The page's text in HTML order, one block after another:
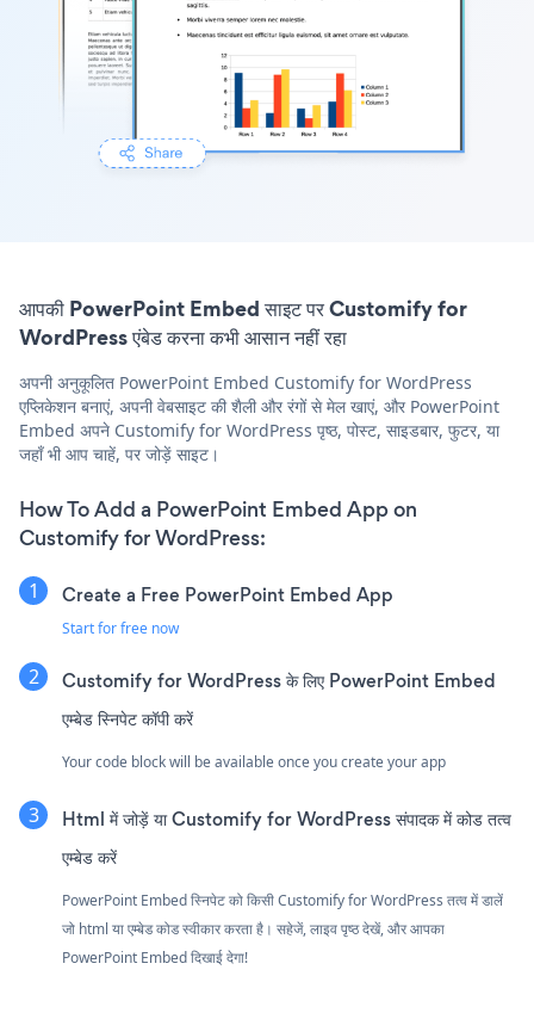
आपकी PowerPoint Embed साइट पर Customify for
WordPress एंबेड करना कभी आसान नहीं रहा
अपनी अनुकूलित PowerPoint Embed Customify for WordPress
एप्लिकेशन बनाएं, अपनी वेबसाइट की शैली और रंगों से मेल खाएं, और PowerPoint
Embed अपने Customify for WordPress पृष्ठ, पोस्ट, साइडबार, फुटर, या
जहाँ भी आप चाहें, पर जोड़ें साइट।
How To Add a PowerPoint Embed App on
Customify for WordPress:
Create a Free PowerPoint Embed App
Start for free now
Customify for WordPress के लिए PowerPoint Embed
एम्बेड स्निपेट कॉपी करें
Your code block will be available once you create your app
Html में जोड़ें या Customify for WordPress संपादक में कोड तत्व
एम्बेड करें
PowerPoint Embed स्निपेट को किसी Customify for WordPress तत्व में डालें
जो html या एम्बेड कोड स्वीकार करता है। सहेजें, लाइव पृष्ठ देखें, और आपका
PowerPoint Embed दिखाई देगा!